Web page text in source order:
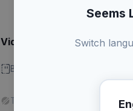
Video - Durasi 60 Detik
Bisa stitch konten
Tidak ada label
Seems
Switch